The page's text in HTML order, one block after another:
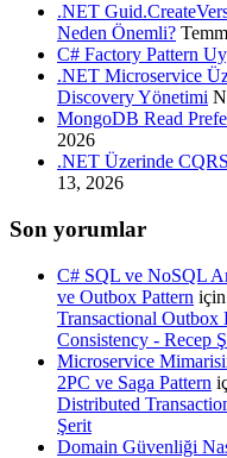
.NET
Neden Önemli?
C# Factory Pattern
.NET Microservice
Discovery Yönetimi
MongoDB Read
2026
.NET Üzerinde
13, 2026
Son yorumlar
C# SQL ve NoSQL
ve Outbox Pattern için
Transactional Outbox
Consistency - Recep
Microservice
2PC ve Saga Pattern
Distributed
Şerit
Domain Güvenliği